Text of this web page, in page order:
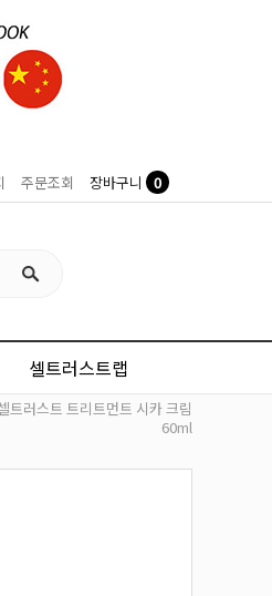
주문조회 장바구니 0
셀트러스트랩
트러스트 트리트먼트 시카 크림
60ml